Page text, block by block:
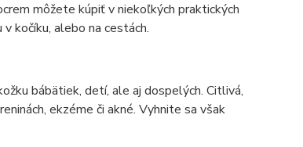
môžete kúpiť v niekoľkých praktických
kočíku, alebo na cestách.
bábätiek, detí, ale aj dospelých. Citlivá,
ekzéme či akné. Vyhnite sa však